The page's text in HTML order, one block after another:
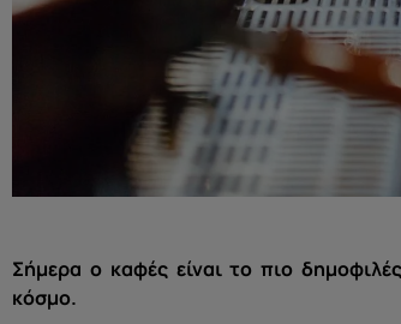
Σήμερα ο καφές είναι το πιο
κόσμο.